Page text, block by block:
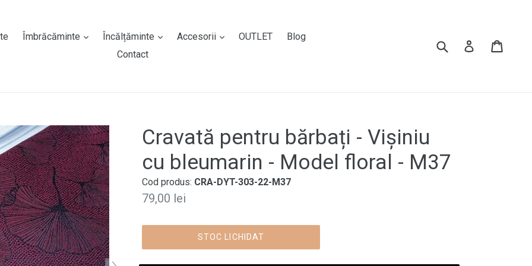
Îmbrăcăminte expandÎncălțăminte expandAccesorii expandOUTLET
Blog
Contact
Submit Log in
Cravată pentru bărbați - Vișiniu
cu bleumarin - Model floral - M37
Cod produs: CRA-DYT-303-22-M37
Preț
79,00 lei
STOC LICHIDAT